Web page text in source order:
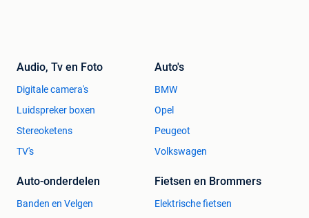
Audio, Tv en Foto
Digitale camera's
Luidspreker boxen
Stereoketens
TV's
Auto's
BMW
Opel
Peugeot
Volkswagen
Auto-onderdelen
Banden en Velgen
Fietsen en Brommers
Elektrische fietsen